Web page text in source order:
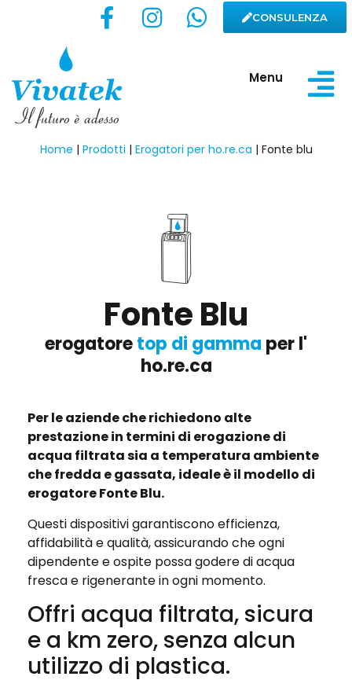
CONSULENZA
Menu
Home | Prodotti | Erogatori per ho.re.ca | Fonte blu
Fonte Blu
erogatoretop di gamma per l'
ho.re.ca
Per le aziende che richiedono alte
prestazione in termini di erogazione di
acqua filtrata sia a temperatura ambiente
che fredda e gassata, ideale è il modello di
erogatore Fonte Blu.
Questi dispositivi garantiscono efficienza,
affidabilità e qualità, assicurando che ogni
dipendente e ospite possa godere di acqua
fresca e rigenerante in ogni momento.
Offri acqua filtrata, sicura
e a km zero, senza alcun
utilizzo di plastica.